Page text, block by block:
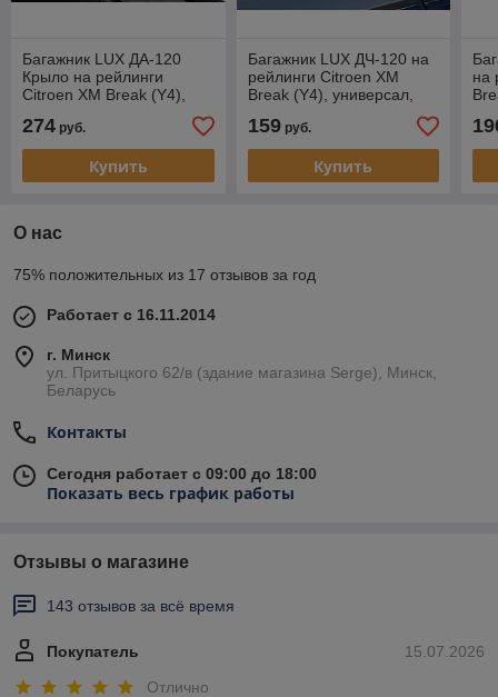
Багажник LUX ДА-120
Крыло на рейлинги
Citroen XM Break (Y4),
274 руб.
Купить
Багажник LUX ДЧ-120 на
рейлинги Citroen XM
Break (Y4), универсал,
159руб.
Купить
на
О нас
75% положительных из 17 отзывов за год
Работает с 16.11.2014
г. Минск
ул. Притыцкого 62/в (здание магазина Serge), Минск,
Беларусь
Контакты
Сегодня работает с 09:00 до 18:00
Показать весь график работы
Отзывы о магазине
143 отзывов за всё время
15.07.2026
Покупатель
Отлично